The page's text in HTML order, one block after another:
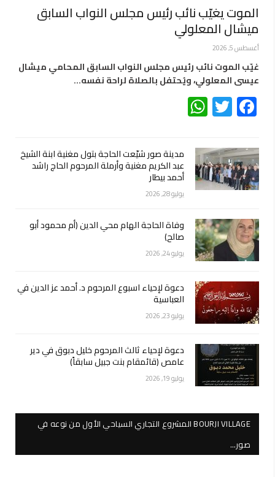
الموت يغيّب نائب رئيس مجلس النواب السابق
ميشال المعلولي
أغسطس 5, 2026
غيّب الموت نائب رئيس مجلس النواب السابق المحامي ميشال
عيسى المعلولي، ويُحتفل بالصلاة لراحة نفسه…
Facebook
Twitter
مدينة صور شيّعت الحاجة بتول مغنية ابنة الشيخ
عبد الكريم مغنية وأرملة المرحوم الحاج راشد
أحمد بيطار
يوليو 28, 2026
وفاة الحاجة الهام محي الدين (أم محمود أبو
صالح)
يوليو 24, 2026
دعوة لإحياء اسبوع المرحوم د. أحمد عز الدين في
العباسية
يوليو 23, 2026
دعوة لإحياء ثالث المرحوم خليل دبوق في دير
عامص (قائمقام بنت جبيل سابقاً)
يوليو 19, 2026
BOURJI VILLAGE المشروع التجاري السياحي الأول من نوعه في
صور…